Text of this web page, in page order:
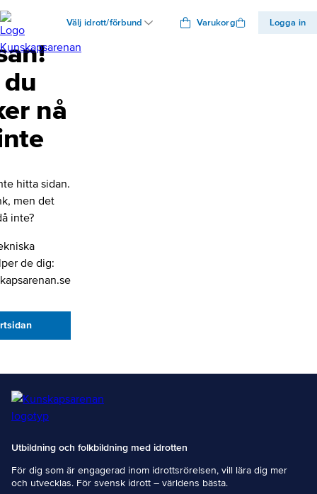
Välj idrott/förbund Varukorg Logga in
nå
hitta sidan.
men det
inte?
de dig:
Utbildning och folkbildning med idrotten
För dig som är engagerad inom idrottsrörelsen, vill lära dig mer
och utvecklas. För svensk idrott – världens bästa.